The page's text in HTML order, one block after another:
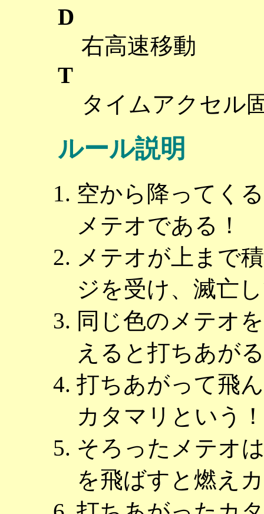
D
右高速移動
T
タイムアクセル
ルール説明
空から降ってく
メテオである！
メテオが上まで
ジを受け、滅亡
同じ色のメテオ
えると打ちあが
打ちあがって飛
カタマリという！
そろったメテオ
を飛ばすと燃え